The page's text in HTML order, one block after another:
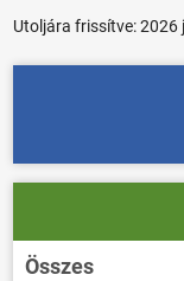
Utoljára frissítve:2026
Összes